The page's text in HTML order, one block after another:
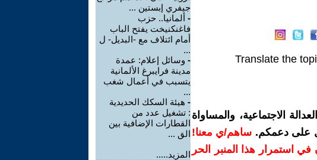
Translate the
الاجتماعية، والمساواة
على دعمكم. ساهم/ي معنا!
في استمرار هذا المنبر الحر
جيفري إبستين ...
- ألمانيا.. حزب
فاغنكنيخت يفتح الباب
أمام ائتلاف مع -البديل- ل
...
- وسائل إعلام: عمدة
مدينة فرايبرغ الألمانية
يتسبب في أعمال شغب
...
- هيئة السكك الحديدية
: تشغيل عدد من
القطارات الإضافية بين
الق ...
المزيد.....